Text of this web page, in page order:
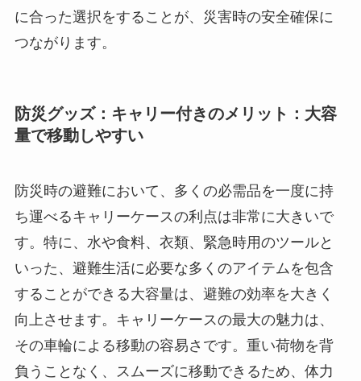
に合った選択をすることが、災害時の安全確保に
つながります。
防災グッズ：キャリー付きのメリット：大容
量で移動しやすい
防災時の避難において、多くの必需品を一度に持
ち運べるキャリーケースの利点は非常に大きいで
す。特に、水や食料、衣類、緊急時用のツールと
いった、避難生活に必要な多くのアイテムを包含
することができる大容量は、避難の効率を大きく
向上させます。キャリーケースの最大の魅力は、
その車輪による移動の容易さです。重い荷物を背
負うことなく、スムーズに移動できるため、体力